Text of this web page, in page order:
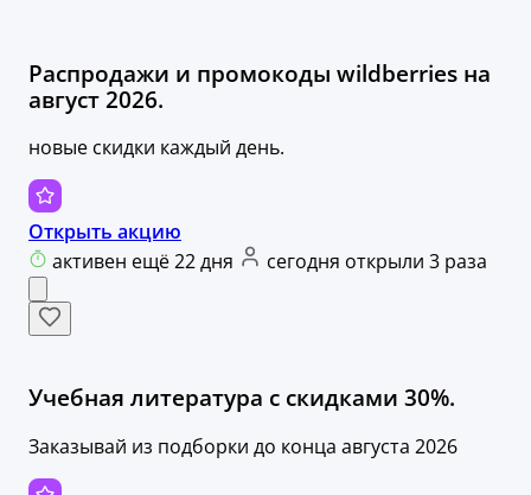
Распродажи и промокоды wildberries на
август 2026.
новые скидки каждый день.
Открыть акцию
активен ещё 22 дня
сегодня открыли 3 раза
Учебная литература с скидками 30%.
Заказывай из подборки до конца августа 2026